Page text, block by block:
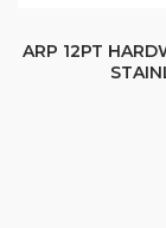
ARP 12PT